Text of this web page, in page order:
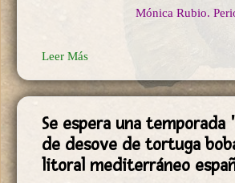
Mónica Rubio.
Leer Más
Se espera una
de desove de tortuga
litoral mediterráneo